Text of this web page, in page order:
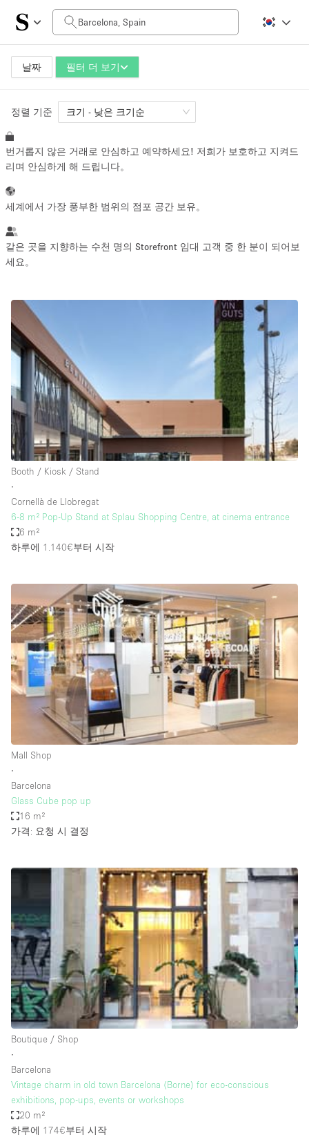
날짜 필터 더 보기
일일 비용
0€
공간 크기
10 m² 1500+ m²
~ 13 명
Photo
Shooting
Office Shop Share
공간 유형
Advertisement Space
Art Gallery
Boat
Boutique / Shop
Conference Room
Container
Creative Space
Event Space
Fair / Festival
Hall
Mall Shop
Mansion / House
Meeting Space
Other
Photo / Filming Studio
Restaurant / Bar / Cafe
Rooftop
Salon
Shop Share
Stall / Market Stall
Unique Space
Warehouse
정렬 기준 크기 - 낮은 크기순
번거롭지 않은 거래로 안심하고 예약하세요! 저희가 보호하고 지켜드
리며 안심하게 해 드립니다。
세계에서 가장 풍부한 범위의 점포 공간 보유。
같은 곳을 지향하는 수천 명의 Storefront 임대 고객 중 한 분이 되어보
세요。
Booth / Kiosk / Stand
∙
Cornellà de Llobregat
6-8 m² Pop-Up Stand at Splau Shopping Centre, at cinema entrance
6 m²
하루에 1.140€부터 시작
Mall Shop
∙
Barcelona
Glass Cube pop up
16 m²
가격: 요청 시 결정
Boutique / Shop
∙
Barcelona
Vintage charm in old town Barcelona (Borne) for eco-conscious
exhibitions, pop-ups, events or workshops
20 m²
하루에 174€부터 시작